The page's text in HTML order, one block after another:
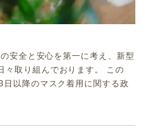
安全と安心を第一に考え、新型
々取り組んでおります。 この
以降のマスク着用に関する政